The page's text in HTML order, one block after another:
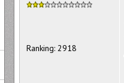
Ranking: 2918